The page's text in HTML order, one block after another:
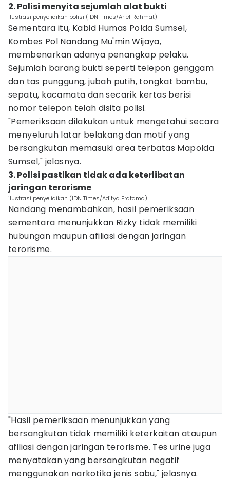
2. Polisi menyita sejumlah alat bukti
Ilustrasi penyelidikan polisi (IDN Times/Arief Rahmat)
Sementara itu, Kabid Humas Polda Sumsel,
Kombes Pol Nandang Mu'min Wijaya,
membenarkan adanya penangkap pelaku.
Sejumlah barang bukti seperti telepon genggam
dan tas punggung, jubah putih, tongkat bambu,
sepatu, kacamata dan secarik kertas berisi
nomor telepon telah disita polisi.
"Pemeriksaan dilakukan untuk mengetahui secara
menyeluruh latar belakang dan motif yang
bersangkutan memasuki area terbatas Mapolda
Sumsel," jelasnya.
3. Polisi pastikan tidak ada keterlibatan
jaringan terorisme
ilustrasi penyelidikan (IDN Times/Aditya Pratama)
Nandang menambahkan, hasil pemeriksaan
sementara menunjukkan Rizky tidak memiliki
hubungan maupun afiliasi dengan jaringan
terorisme.
"Hasil pemeriksaan menunjukkan yang
bersangkutan tidak memiliki keterkaitan ataupun
afiliasi dengan jaringan terorisme. Tes urine juga
menyatakan yang bersangkutan negatif
menggunakan narkotika jenis sabu," jelasnya.